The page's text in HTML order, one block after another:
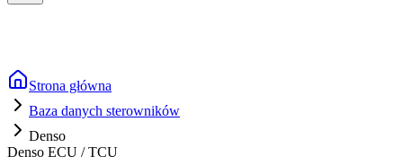
Strona główna
Baza danych sterowników
Denso
Denso ECU / TCU